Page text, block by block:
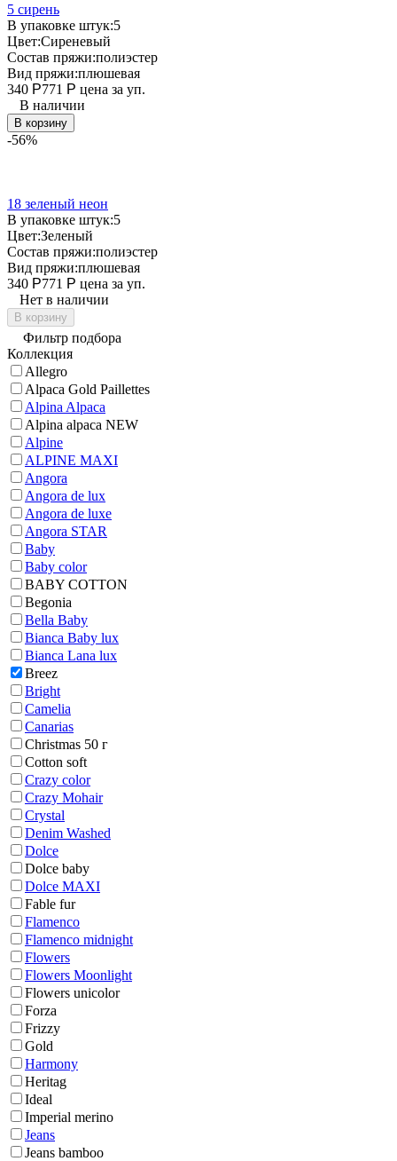
5 сирень
В упаковке штук:5
Цвет:Сиреневый
Состав пряжи:полиэстер
Вид пряжи:плюшевая
340 Р771 Р цена за уп.
В наличии
В корзину
-56%
18 зеленый неон
В упаковке штук:5
Цвет:Зеленый
Состав пряжи:полиэстер
Вид пряжи:плюшевая
340 Р771 Р цена за уп.
Нет в наличии
В корзину
Фильтр подбора
Коллекция
Allegro
Alpaca Gold Paillettes
Alpina Alpaca
Alpina alpaca NEW
Alpine
ALPINE MAXI
Angora
Angora de lux
Angora de luxe
Angora STAR
Baby
Baby color
BABY COTTON
Begonia
Bella Baby
Bianca Baby lux
Bianca Lana lux
Breez
Bright
Camelia
Canarias
Christmas 50 г
Cotton soft
Crazy color
Crazy Mohair
Crystal
Denim Washed
Dolce
Dolce baby
Dolce MAXI
Fable fur
Flamenco
Flamenco midnight
Flowers
Flowers Moonlight
Flowers unicolor
Forza
Frizzy
Gold
Harmony
Heritag
Ideal
Imperial merino
Jeans
Jeans bamboo